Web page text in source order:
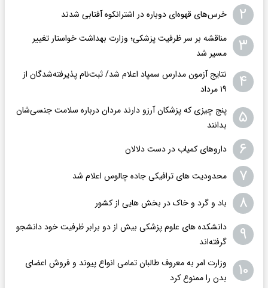
۲ خرس‌های قهوه‌ای دوباره در اشترانکوه آفتابی شدند
۳
مناقشه بر سر ظرفیت پزشکی؛ وزارت بهداشت خواستار تغییر
مسیر شد
۴
نتایج آزمون مدارس سمپاد اعلام شد/ ثبت‌نام پذیرفته‌شدگان از
۱۹ مرداد
۵
پنج چیزی که پزشکان آرزو دارند مردان درباره سلامت جنسی‌شان
بدانند
۶ داروهای کمیاب در دست دلالان
۷ محدودیت های ترافیکی جاده چالوس اعلام شد
۸ باد و گرد و خاک در بخش هایی از کشور
۹
دانشکده های علوم پزشکی بیش از دو برابر ظرفیت خود دانشجو
گرفته‌اند
۱۰
وزارت امر به معروف طالبان تمامی انواع پیوند و فروش اعضای
بدن را ممنوع کرد